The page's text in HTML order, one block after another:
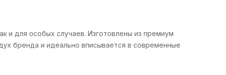
и для особых случаев. Изготовлены из премиум
бренда и идеально вписывается в современные